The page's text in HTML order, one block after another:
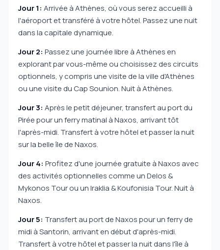
Jour 1: Arrivée à Athènes, où vous serez accueilli à
l'aéroport et transféré à votre hôtel. Passez une nuit
dans la capitale dynamique.
Jour 2: Passez une journée libre à Athènes en
explorant par vous-même ou choisissez des circuits
optionnels, y compris une visite de la ville d'Athènes
ou une visite du Cap Sounion. Nuit à Athènes.
Jour 3: Après le petit déjeuner, transfert au port du
Pirée pour un ferry matinal à Naxos, arrivant tôt
l'après-midi. Transfert à votre hôtel et passer la nuit
sur la belle île de Naxos.
Jour 4: Profitez d'une journée gratuite à Naxos avec
des activités optionnelles comme un Delos &
Mykonos Tour ou un Iraklia & Koufonisia Tour. Nuit à
Naxos.
Jour 5: Transfert au port de Naxos pour un ferry de
midi à Santorin, arrivant en début d'après-midi.
Transfert à votre hôtel et passer la nuit dans l'île à